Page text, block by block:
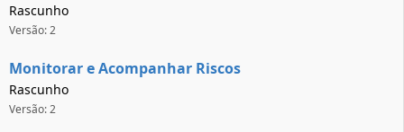
Rascunho
Versão: 2
Monitorar e Acompanhar Riscos
Rascunho
Versão: 2